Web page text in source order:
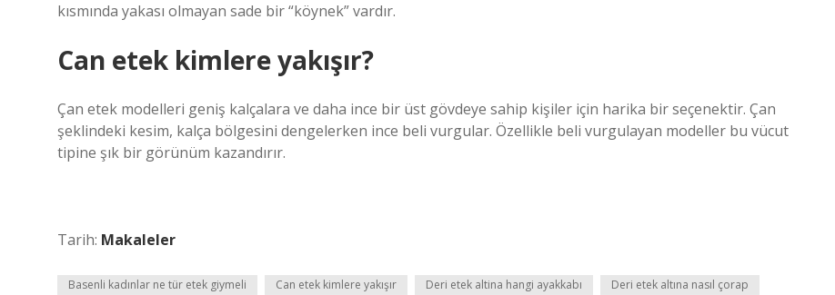
kısmında yakası olmayan sade bir “köynek” vardır.
Can etek kimlere yakışır?
Çan etek modelleri geniş kalçalara ve daha ince bir üst gövdeye sahip kişiler için harika bir seçenektir. Çan
şeklindeki kesim, kalça bölgesini dengelerken ince beli vurgular. Özellikle beli vurgulayan modeller bu vücut
tipine şık bir görünüm kazandırır.
Tarih: Makaleler
Basenli kadınlar ne tür etek giymeli Can etek kimlere yakışır Deri etek altina hangi ayakkabı Deri etek altına nasıl çorap